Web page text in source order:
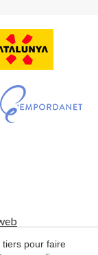
tiers pour faire
accepter